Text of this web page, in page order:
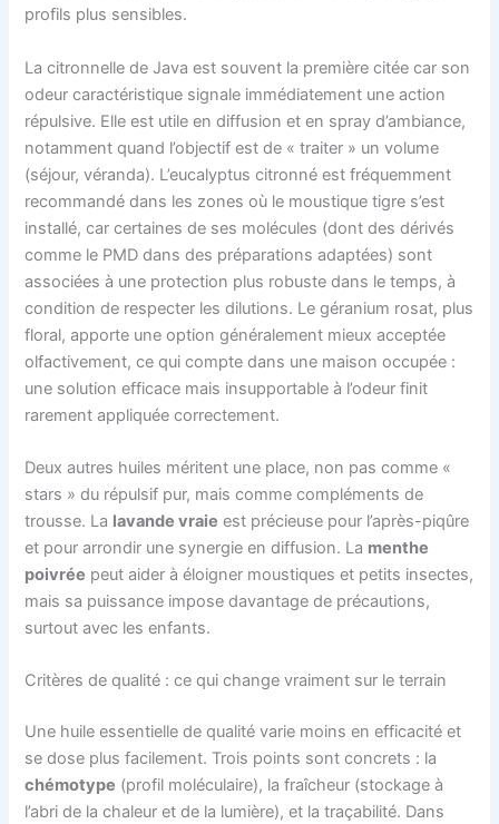
profils plus sensibles.
La citronnelle de Java est souvent la première citée car son
odeur caractéristique signale immédiatement une action
répulsive. Elle est utile en diffusion et en spray d’ambiance,
notamment quand l’objectif est de « traiter » un volume
(séjour, véranda). L’eucalyptus citronné est fréquemment
recommandé dans les zones où le moustique tigre s’est
installé, car certaines de ses molécules (dont des dérivés
comme le PMD dans des préparations adaptées) sont
associées à une protection plus robuste dans le temps, à
condition de respecter les dilutions. Le géranium rosat, plus
floral, apporte une option généralement mieux acceptée
olfactivement, ce qui compte dans une maison occupée :
une solution efficace mais insupportable à l’odeur finit
rarement appliquée correctement.
Deux autres huiles méritent une place, non pas comme «
stars » du répulsif pur, mais comme compléments de
trousse. La lavande vraie est précieuse pour l’après-piqûre
et pour arrondir une synergie en diffusion. La menthe
poivrée peut aider à éloigner moustiques et petits insectes,
mais sa puissance impose davantage de précautions,
surtout avec les enfants.
Critères de qualité : ce qui change vraiment sur le terrain
Une huile essentielle de qualité varie moins en efficacité et
se dose plus facilement. Trois points sont concrets : la
chémotype (profil moléculaire), la fraîcheur (stockage à
l’abri de la chaleur et de la lumière), et la traçabilité. Dans